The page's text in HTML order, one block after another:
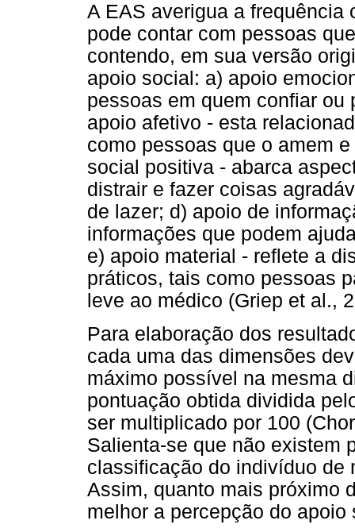
A EAS averigua a frequência
pode contar com pessoas
contendo, em sua versão
apoio social: a) apoio
pessoas em quem confiar ou
apoio afetivo - esta
como pessoas que o amem
social positiva - abarca
distrair e fazer coisas
de lazer; d) apoio de
informações que podem
e) apoio material - reflete a
práticos, tais como pessoas
leve ao médico (Griep et al.,
Para elaboração dos
cada uma das dimensões
máximo possível na mesma
pontuação obtida dividida
ser multiplicado por 100
Salienta-se que não existem
classificação do indivíduo de
Assim, quanto mais próximo
melhor a percepção do